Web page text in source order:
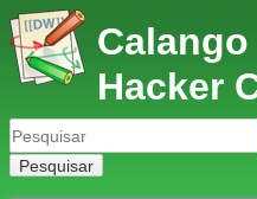
Calango
Hacker
Pesquisar